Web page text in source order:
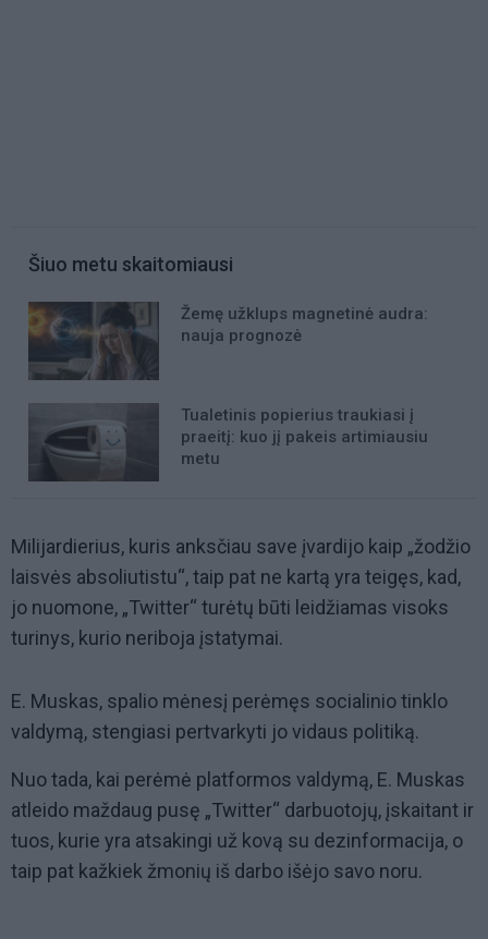
Šiuo metu skaitomiausi
Žemę užklups magnetinė audra:
nauja prognozė
Tualetinis popierius traukiasi į
praeitį: kuo jį pakeis artimiausiu
metu
Milijardierius, kuris anksčiau save įvardijo kaip „žodžio
laisvės absoliutistu“, taip pat ne kartą yra teigęs, kad,
jo nuomone, „Twitter“ turėtų būti leidžiamas visoks
turinys, kurio neriboja įstatymai.
E. Muskas, spalio mėnesį perėmęs socialinio tinklo
valdymą, stengiasi pertvarkyti jo vidaus politiką.
Nuo tada, kai perėmė platformos valdymą, E. Muskas
atleido maždaug pusę „Twitter“ darbuotojų, įskaitant ir
tuos, kurie yra atsakingi už kovą su dezinformacija, o
taip pat kažkiek žmonių iš darbo išėjo savo noru.